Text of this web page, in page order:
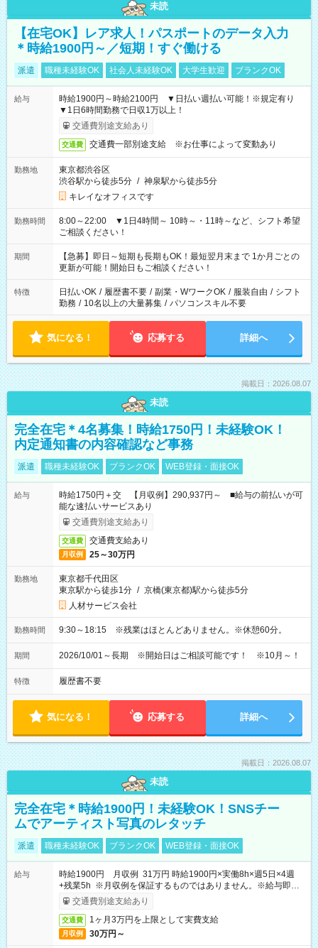
未読
【在宅OK】レア求人！パスポートのデータ入力
＊時給1900円～／短期！すぐ働ける
派遣 職種未経験OK 社会人未経験OK 大学生歓迎 ブランクOK
給与
時給1900円～時給2100円 ▼日払い週払い可能！※規定有り
▼1日6時間勤務で日収1万以上！
交通費別途支給あり
交通費 交通費一部別途支給 ※お仕事によって変動あり
勤務地
東京都渋谷区
渋谷駅から徒歩5分 / 神泉駅から徒歩5分
キレイなオフィスです
勤務時間
8:00～22:00 ▼1日4時間～ 10時～・11時～など、シフト希望
ご相談ください！
期間
【急募】即日～短期も長期もOK！最短翌月末まで 1か月ごとの
更新が可能！開始日もご相談ください！
特徴 日払いOK / 履歴書不要 / 副業・WワークOK / 服装自由 / シフト
勤務 / 10名以上の大量募集 / パソコンスキル不要
気になる！ 応募する 詳細へ
掲載日：2026.08.07
未読
完全在宅＊4名募集！時給1750円！未経験OK！
内定通知書の内容確認など事務
派遣 職種未経験OK ブランクOK WEB登録・面接OK
給与
時給1750円＋交 【月収例】290,937円～ ■給与の前払いが可
能な速払いサービスあり
交通費別途支給あり
交通費 交通費支給あり
月収例 25～30万円
勤務地
東京都千代田区
東京駅から徒歩1分 / 京橋(東京都)駅から徒歩5分
人材サービス会社
勤務時間 9:30～18:15 ※残業はほとんどありません。※休憩60分。
期間 2026/10/01～長期 ※開始日はご相談可能です！ ※10月～！
特徴 履歴書不要
気になる！ 応募する 詳細へ
掲載日：2026.08.07
未読
完全在宅＊時給1900円！未経験OK！SNSチー
ムでアーティスト写真のレタッチ
派遣 職種未経験OK ブランクOK WEB登録・面接OK
給与
時給1900円 月収例 31万円 時給1900円×実働8h×週5日×4週
+残業5h ※月収例を保証するものではありません。※給与即受
取りサービス利用可（利用条件有）
交通費別途支給あり
交通費 1ヶ月3万円を上限として実費支給
月収例 30万円～